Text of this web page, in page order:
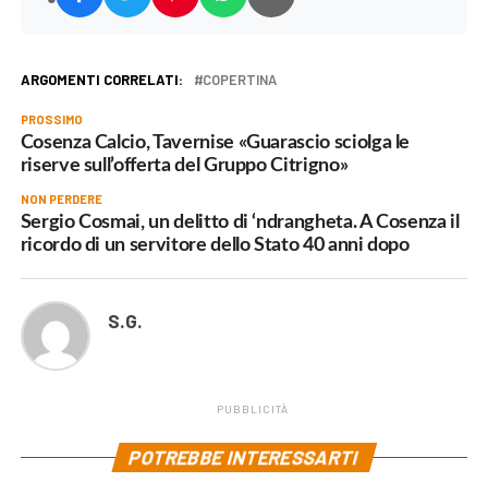
ARGOMENTI CORRELATI: COPERTINA
PROSSIMO
Cosenza Calcio, Tavernise «Guarascio sciolga le
riserve sull’offerta del Gruppo Citrigno»
NON PERDERE
Sergio Cosmai, un delitto di ‘ndrangheta. A Cosenza il
ricordo di un servitore dello Stato 40 anni dopo
S.G.
PUBBLICITÀ
POTREBBE INTERESSARTI